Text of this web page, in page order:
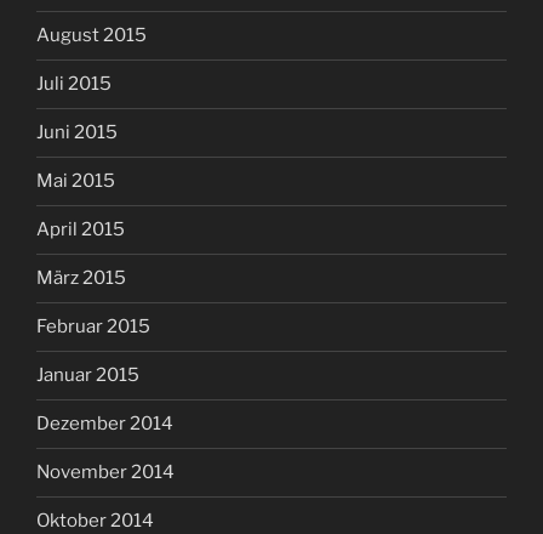
August 2015
Juli 2015
Juni 2015
Mai 2015
April 2015
März 2015
Februar 2015
Januar 2015
Dezember 2014
November 2014
Oktober 2014